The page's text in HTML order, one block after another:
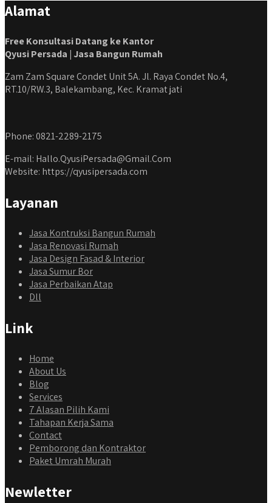
#jasabangunrumahjabodetabek #qyusipersada
qyusipersada
Alamat
Free Konsultasi Datang ke Kantor
Qyusi Persada | Jasa Bangun Rumah
Zam Zam Square Condet Unit 5A. Jl. Raya Condet No.4,
RT.10/RW.3, Balekambang, Kec. Kramat jati
Phone: 0821-2289-2175
E-mail: Hallo.QyusiPersada@Gmail.Com
Website: https://qyusipersada.com
Layanan
Jasa Kontruksi Bangun Rumah
Jasa Renovasi Rumah
Jasa Design Fasad & Interior
Jasa Sumur Bor
Jasa Perbaikan Atap
Dll
Link
Home
About Us
Blog
Services
7 Alasan Pilih Kami
Tahapan Kerja Sama
Contact
Pemborong dan Kontraktor
Paket Umrah Murah
Newletter